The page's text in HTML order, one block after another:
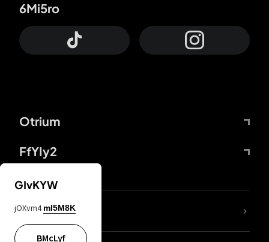
Otrium
FfYIy2
6Mi5ro
DDcvSo
GIvKYW
jOXvm4 mI5M8K
BMcLyf